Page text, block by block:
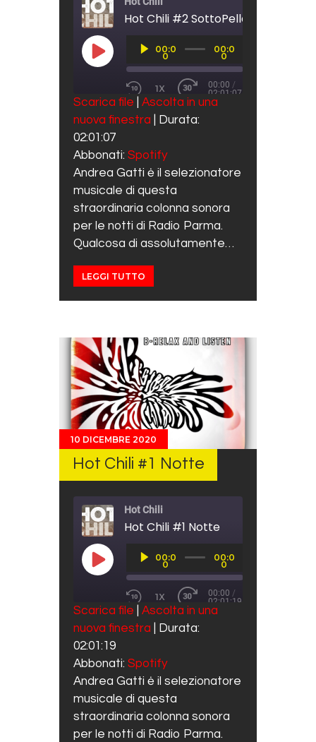
Hot Chili #2 SottoPelle
PLAY EPISODE
Audio
Player00:0
0
00:0
0
REWIND 10 SECONDS
1X
FAST FORWARD 30
00:00 /
02:01:07
SUBSCRIBE SHARE
Spotify
RSS FEED
SHARE
LINK
EMBED
Scarica file
Ascolta in una
nuova finestra
Durata:
02:01:07
Abbonati: Spotify
Andrea Gatti ė il selezionatore
musicale di questa
straordinaria colonna sonora
per le notti di Radio Parma.
Qualcosa di assolutamente…
LEGGI TUTTO
10 DICEMBRE 2020
Hot Chili #1 Notte
Hot Chili
Hot Chili #1 Notte
PLAY EPISODE
Audio
Player00:0
0
00:0
0
REWIND 10 SECONDS
1X
FAST FORWARD 30
00:00 /
02:01:19
SUBSCRIBE SHARE
Spotify
RSS FEED
SHARE
LINK
EMBED
Scarica file
Ascolta in una
nuova finestra
Durata:
02:01:19
Abbonati: Spotify
Andrea Gatti ė il selezionatore
musicale di questa
straordinaria colonna sonora
per le notti di Radio Parma.